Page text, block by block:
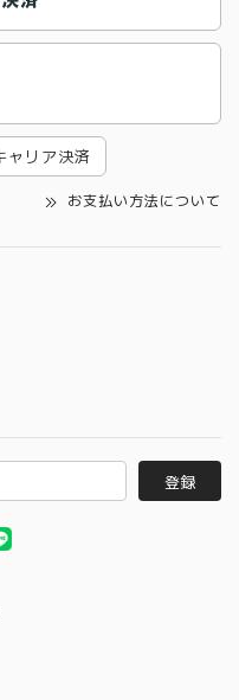
ャリア決済
お支払い方法について
登録